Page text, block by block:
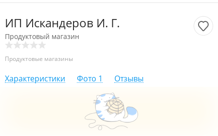
ИП Искандеров И. Г.
Продуктовый магазин
Продуктовые магазины
Характеристики Фото 1 Отзывы